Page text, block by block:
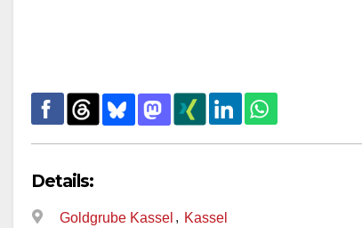
Details:
Goldgrube Kassel , Kassel